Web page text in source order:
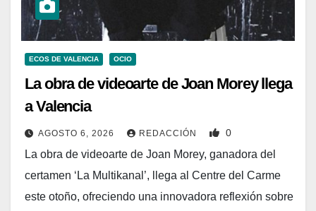
ECOS DE VALENCIA OCIO
La obra de videoarte de Joan Morey llega
a Valencia
AGOSTO 6, 2026 REDACCIÓN 0
La obra de videoarte de Joan Morey, ganadora del
certamen ‘La Multikanal’, llega al Centre del Carme
este otoño, ofreciendo una innovadora reflexión sobre